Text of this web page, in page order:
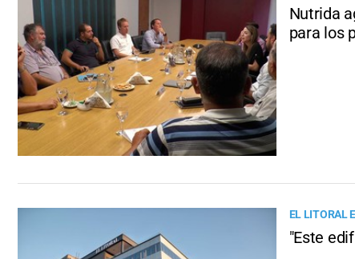
Nutrida
para los
EL LITORAL
"Este